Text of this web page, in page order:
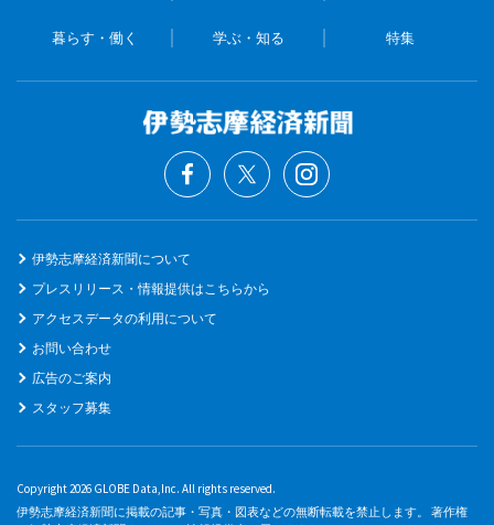
暮らす・働く 学ぶ・知る 特集
伊勢志摩経済新聞について
プレスリリース・情報提供はこちらから
アクセスデータの利用について
お問い合わせ
広告のご案内
スタッフ募集
Copyright 2026 GLOBE Data,Inc. All rights reserved.
伊勢志摩経済新聞に掲載の記事・写真・図表などの無断転載を禁止します。 著作権